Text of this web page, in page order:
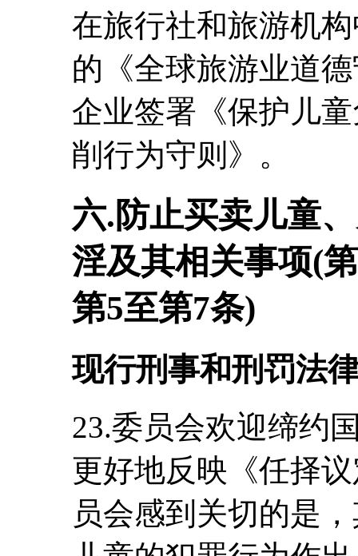
在旅行社和旅游机
的《全球旅游业道
企业签署《保护儿
削行为守则》。
六.防止买卖儿童
淫及其相关事项(
第5至第7条)
现行刑事和刑罚法
23.委员会欢迎缔约
更好地反映《任择
员会感到关切的是